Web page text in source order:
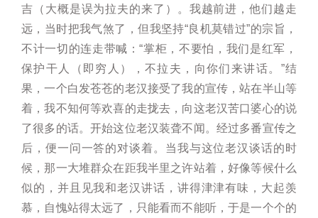
吉（大概是误为拉夫的来了）。我越前进，他们越走
远，当时把我气煞了，但我坚持“良机莫错过”的宗旨，
不计一切的连走带喊：“掌柜，不要怕，我们是红军，
保护干人（即穷人），不拉夫，向你们来讲话。”结
果，一个白发苍苍的老汉接受了我的宣传，站在半山等
着，我不知何等欢喜的走拢去，向这老汉苦口婆心的说
了很多的话。开始这位老汉装聋不闻。经过多番宣传之
后，便一问一答的对谈着。当我与这位老汉谈话的时
候，那一大堆群众在距我半里之许站着，好像等候什么
似的，并且见我和老汉讲话，讲得津津有味，大起羡
慕，自愧站得太远了，只能看而不能听，于是一个个的